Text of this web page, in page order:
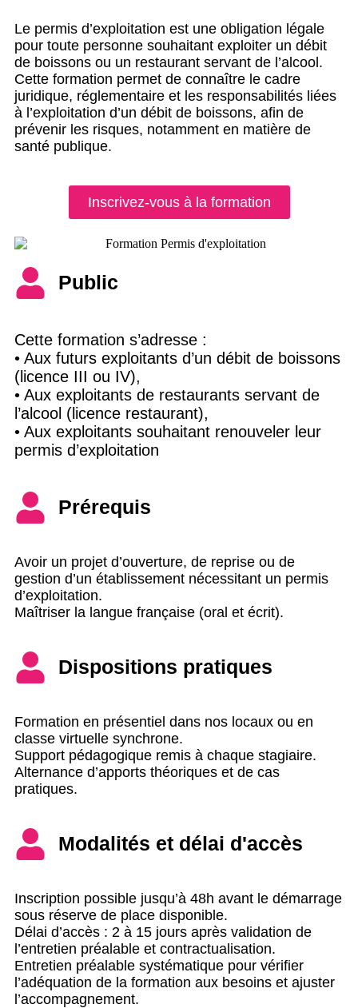
Le permis d’exploitation est une obligation légale
pour toute personne souhaitant exploiter un débit
de boissons ou un restaurant servant de l’alcool.
Cette formation permet de connaître le cadre
juridique, réglementaire et les responsabilités liées
à l’exploitation d’un débit de boissons, afin de
prévenir les risques, notamment en matière de
santé publique.
Inscrivez-vous à la formation
Public
Cette formation s’adresse :
• Aux futurs exploitants d’un débit de boissons
(licence III ou IV),
• Aux exploitants de restaurants servant de
l’alcool (licence restaurant),
• Aux exploitants souhaitant renouveler leur
permis d’exploitation
Prérequis
Avoir un projet d’ouverture, de reprise ou de
gestion d’un établissement nécessitant un permis
d’exploitation.
Maîtriser la langue française (oral et écrit).
Dispositions pratiques
Formation en présentiel dans nos locaux ou en
classe virtuelle synchrone.
Support pédagogique remis à chaque stagiaire.
Alternance d’apports théoriques et de cas
pratiques.
Modalités et délai d'accès
Inscription possible jusqu’à 48h avant le démarrage
sous réserve de place disponible.
Délai d’accès : 2 à 15 jours après validation de
l’entretien préalable et contractualisation.
Entretien préalable systématique pour vérifier
l’adéquation de la formation aux besoins et ajuster
l’accompagnement.